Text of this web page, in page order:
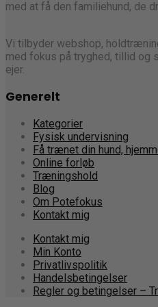
med at få den familiehund, de
Vi tilbyder webshop,
med fokus på tryghed, tillid og
ejer.
Generelt
Kategorier
Fysisk undervisning
Få trænet din hund,
Online forløb
Træningshold
Blog
Om Potefokus
Kontakt mig
Kontakt mig
Min Konto
Privatlivspolitik
Handelsbetingelser
Regler og betingelser –